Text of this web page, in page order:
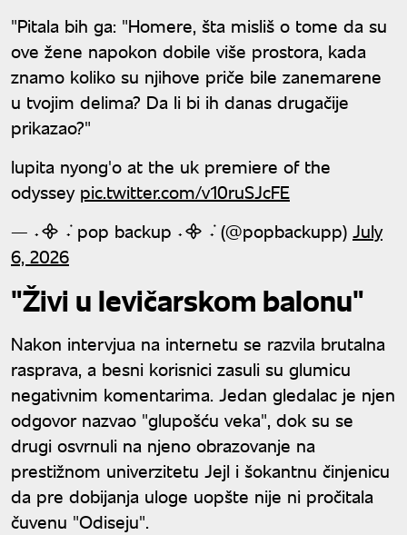
"Pitala bih ga: "Homere, šta misliš o tome da su
ove žene napokon dobile više prostora, kada
znamo koliko su njihove priče bile zanemarene
u tvojim delima? Da li bi ih danas drugačije
prikazao?"
lupita nyong'o at the uk premiere of the
odyssey pic.twitter.com/v10ruSJcFE
— ˖᯽ ݁˖ pop backup ˖᯽ ݁˖ (@popbackupp) July
6, 2026
"Živi u levičarskom balonu"
Nakon intervjua na internetu se razvila brutalna
rasprava, a besni korisnici zasuli su glumicu
negativnim komentarima. Jedan gledalac je njen
odgovor nazvao "glupošću veka", dok su se
drugi osvrnuli na njeno obrazovanje na
prestižnom univerzitetu Jejl i šokantnu činjenicu
da pre dobijanja uloge uopšte nije ni pročitala
čuvenu "Odiseju".